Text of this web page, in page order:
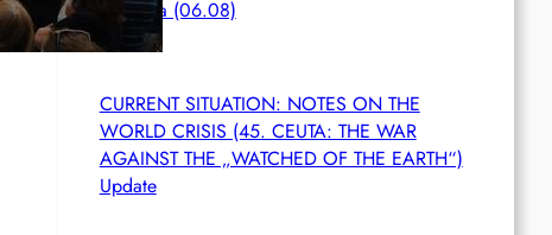
València (06.08)
CURRENT SITUATION: NOTES ON THE
WORLD CRISIS (45. CEUTA: THE WAR
AGAINST THE „WATCHED OF THE EARTH“)
Update